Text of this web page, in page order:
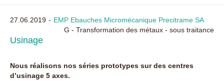
27.06.2019
EMP Ebauches Micromécanique Precitrame SA
G - Transformation des métaux - sous traitance
Usinage
Nous réalisons nos séries prototypes sur des centres
d’usinage 5 axes.